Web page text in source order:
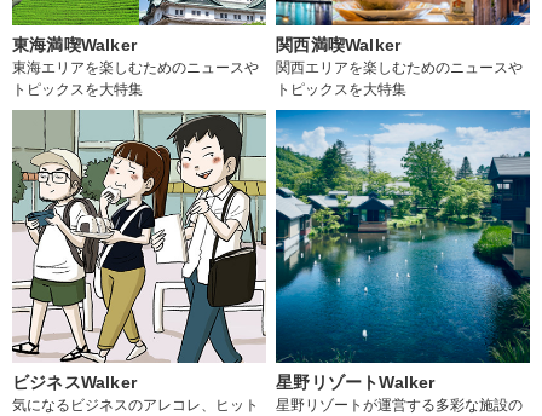
東海満喫Walker
東海エリアを楽しむためのニュースや
トピックスを大特集
関西満喫Walker
関西エリアを楽しむためのニュースや
トピックスを大特集
ビジネスWalker
気になるビジネスのアレコレ、ヒット
星野リゾートWalker
星野リゾートが運営する多彩な施設の